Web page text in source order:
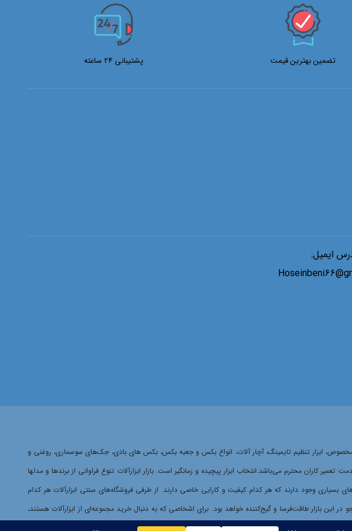
تضمین بهترین قیمت
پشتیبانی 24 ساعته
ایمیل:
ابزار مخصوص، ابزار تنظیم تایمینگ، آچار آلات، انواع بکس و جعبه بکس، بکس های بادی، جک‌های سوسماری، روغنی و
محترم می‌باشد.انتخاب ابزار پیچیده و زمانگیر است. بازار ابزارآلات تنوع فراوانی از برندها و مدلها
بسیاری وجود دارند که هر کدام کیفیت و کارایی خاصی دارند. از طرفی فروشگاه‌های سنتی ابزارآلات هر کدام
این بازار طاقت‌فرسا و گیج‌کننده خواهد بود. برای اشخاصی که به دنبال خرید مجموعه‌ای از ابزارآلات هستند،